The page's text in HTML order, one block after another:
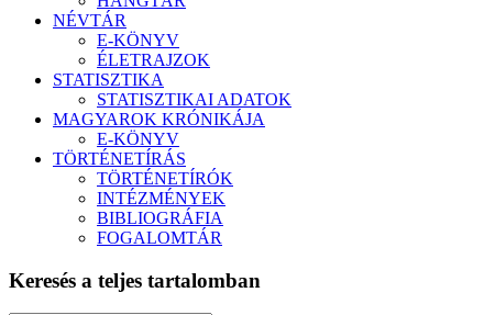
NÉVTÁR
E-KÖNYV
ÉLETRAJZOK
STATISZTIKA
STATISZTIKAI ADATOK
MAGYAROK KRÓNIKÁJA
E-KÖNYV
TÖRTÉNETÍRÁS
TÖRTÉNETÍRÓK
INTÉZMÉNYEK
BIBLIOGRÁFIA
FOGALOMTÁR
Keresés a teljes tartalomban